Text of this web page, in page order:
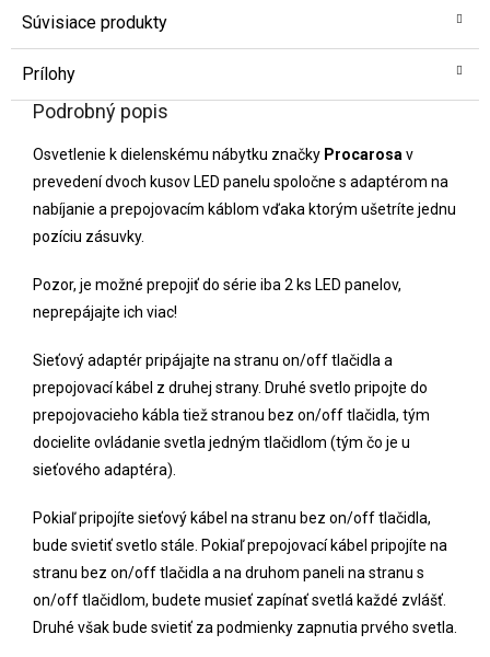
Súvisiace produkty
Prílohy
Podrobný popis
Osvetlenie k dielenskému nábytku značky Procarosa v
prevedení dvoch kusov LED panelu spoločne s adaptérom na
nabíjanie a prepojovacím káblom vďaka ktorým ušetríte jednu
pozíciu zásuvky.
Pozor, je možné prepojiť do série iba 2 ks LED panelov,
neprepájajte ich viac!
Sieťový adaptér pripájajte na stranu on/off tlačidla a
prepojovací kábel z druhej strany. Druhé svetlo pripojte do
prepojovacieho kábla tiež stranou bez on/off tlačidla, tým
docielite ovládanie svetla jedným tlačidlom (tým čo je u
sieťového adaptéra).
Pokiaľ pripojíte sieťový kábel na stranu bez on/off tlačidla,
bude svietiť svetlo stále. Pokiaľ prepojovací kábel pripojíte na
stranu bez on/off tlačidla a na druhom paneli na stranu s
on/off tlačidlom, budete musieť zapínať svetlá každé zvlášť.
Druhé však bude svietiť za podmienky zapnutia prvého svetla.